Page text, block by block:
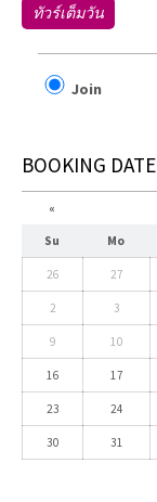
ทัวร์เต็มวัน
Join
BOOKING DATE
«
Su Mo
26 27
2 3
9 10
16 17
23 24
30 31